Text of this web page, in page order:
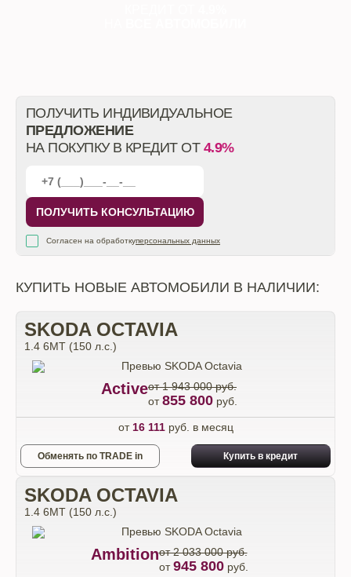
ПОЛУЧИТЬ ИНДИВИДУАЛЬНОЕ
ПРЕДЛОЖЕНИЕ
НА ПОКУПКУ В КРЕДИТ ОТ 4.9%
ПОЛУЧИТЬ КОНСУЛЬТАЦИЮ
Согласен на обработкуперсональных данных
КУПИТЬ НОВЫЕ АВТОМОБИЛИ В НАЛИЧИИ:
SKODA OCTAVIA
1.4 6MT (150 л.с.)
Activeот 1 943 000 руб.
от855 800 руб.
от 16 111руб. в месяц
Обменять по TRADE in Купить в кредит
SKODA OCTAVIA
1.4 6MT (150 л.с.)
Ambitionот 2 033 000 руб.
от945 800руб.